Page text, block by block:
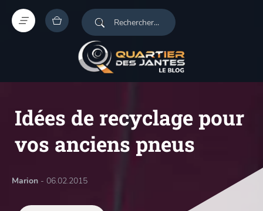
Idées de recyclage pour
vos anciens pneus
Marion - 06.02.2015